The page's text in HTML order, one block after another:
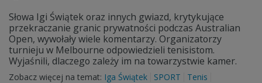
Słowa Igi Świątek oraz innych gwiazd, krytykujące
przekraczanie granic prywatności podczas Australian
Open, wywołały wiele komentarzy. Organizatorzy
turnieju w Melbourne odpowiedzieli tenisistom.
Wyjaśnili, dlaczego zależy im na towarzystwie kamer.
Zobacz więcej na temat: Iga Świątek SPORT Tenis